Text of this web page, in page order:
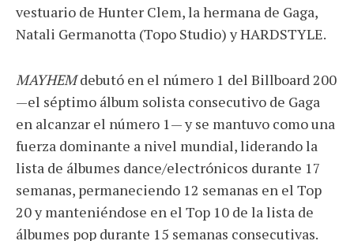
vestuario de Hunter Clem, la hermana de Gaga,
Natali Germanotta (Topo Studio) y HARDSTYLE.
MAYHEMdebutó en el número 1 del Billboard 200
—el séptimo álbum solista consecutivo de Gaga
en alcanzar el número 1— y se mantuvo como una
fuerza dominante a nivel mundial, liderando la
lista de álbumes dance/electrónicos durante 17
semanas, permaneciendo 12 semanas en el Top
20 y manteniéndose en el Top 10 de la lista de
álbumes pop durante 15 semanas consecutivas.